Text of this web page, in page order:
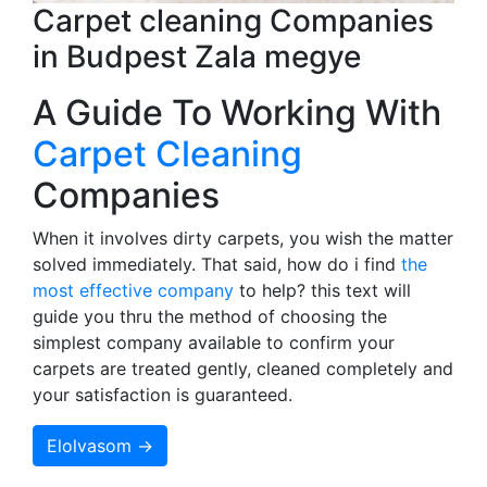
Carpet cleaning Companies
in Budpest Zala megye
A Guide To Working With
Carpet Cleaning
Companies
When it involves dirty carpets, you wish the matter
solved immediately. That said, how do i find the
most effective company to help? this text will
guide you thru the method of choosing the
simplest company available to confirm your
carpets are treated gently, cleaned completely and
your satisfaction is guaranteed.
Elolvasom →